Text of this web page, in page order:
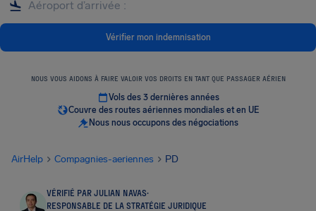
Vérifier mon indemnisation
NOUS VOUS AIDONS À FAIRE VALOIR VOS DROITS EN TANT QUE PASSAGER AÉRIEN
Vols des 3 dernières années
Couvre des routes aériennes mondiales et en UE
Nous nous occupons des négociations
AirHelp Compagnies-aeriennes PD
VÉRIFIÉ PAR JULIAN NAVAS·
RESPONSABLE DE LA STRATÉGIE JURIDIQUE